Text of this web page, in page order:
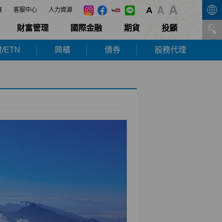
客服中心 人力資源
財富管理 國際金融 期貨 投顧
ETN 興櫃 債券 股務代理